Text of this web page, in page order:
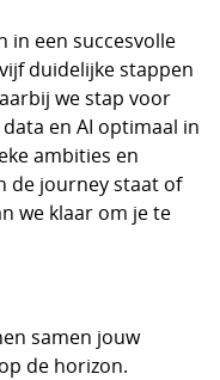
in een succesvolle
duidelijke stappen
we stap voor
en AI optimaal in
ambities en
de journey staat of
we klaar om je te
samen jouw
de horizon.